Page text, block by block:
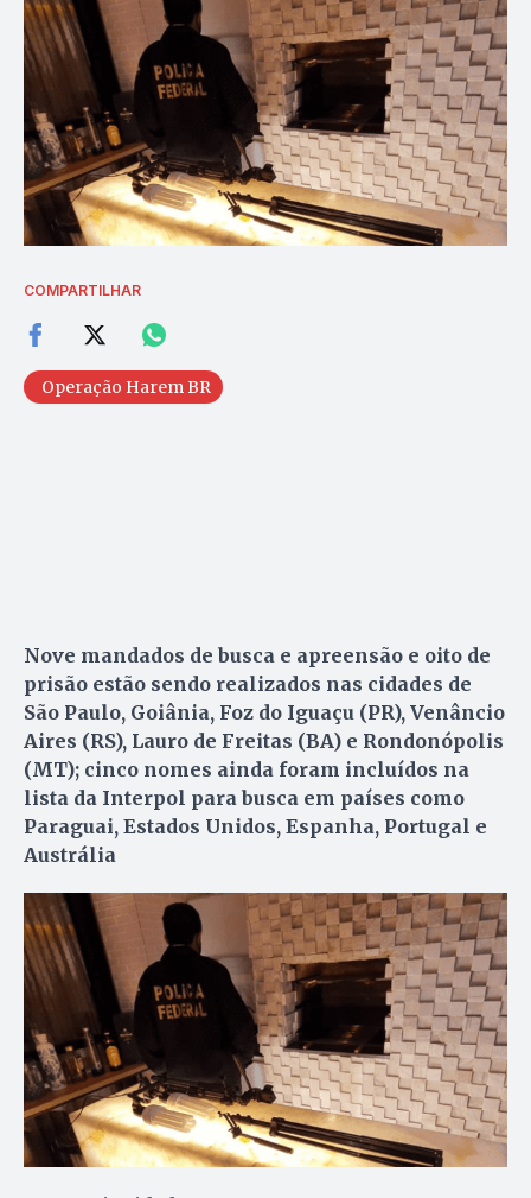
COMPARTILHAR
Operação Harem BR
Nove mandados de busca e apreensão e oito de
prisão estão sendo realizados nas cidades de
São Paulo, Goiânia, Foz do Iguaçu (PR), Venâncio
Aires (RS), Lauro de Freitas (BA) e Rondonópolis
(MT); cinco nomes ainda foram incluídos na
lista da Interpol para busca em países como
Paraguai, Estados Unidos, Espanha, Portugal e
Austrália